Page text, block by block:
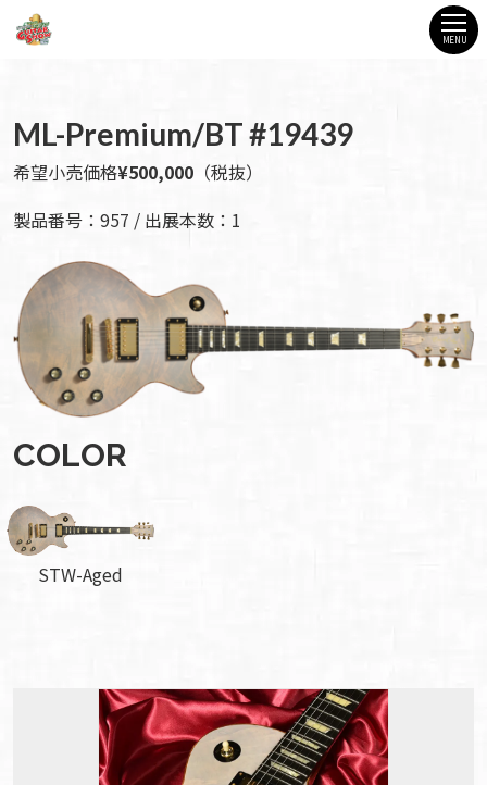
MENU
ML-Premium/BT #19439
希望小売価格¥500,000 （税抜）
製品番号：957 / 出展本数：1
COLOR
STW-Aged